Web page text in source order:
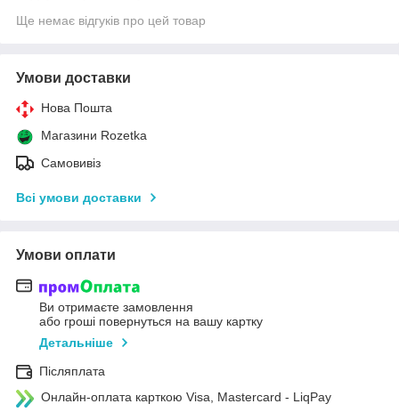
Ще немає відгуків про цей товар
Умови доставки
Нова Пошта
Магазини Rozetka
Самовивіз
Всі умови доставки
Умови оплати
Ви отримаєте замовлення
або гроші повернуться на вашу картку
Детальніше
Післяплата
Онлайн-оплата карткою Visa, Mastercard - LiqPay